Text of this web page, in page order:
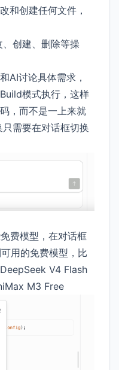
和创建任何文件，
创建、删除等操
AI讨论具体需求，
模式执行，这样
，而不是一上来就
需要在对话框切换
费模型，在对话框
用的免费模型，比
V4 Flash
M3 Free